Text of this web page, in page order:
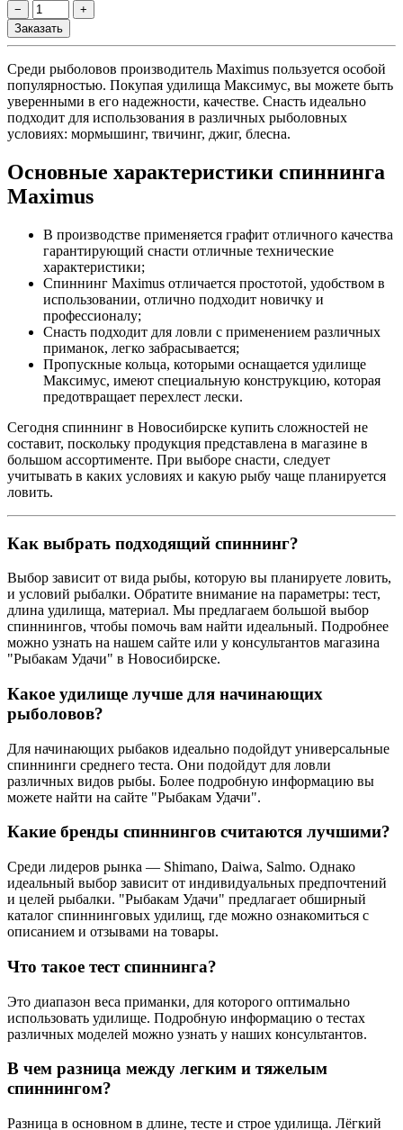
Среди рыболовов производитель Maximus пользуется особой
популярностью. Покупая удилища Максимус, вы можете быть
уверенными в его надежности, качестве. Снасть идеально
подходит для использования в различных рыболовных
условиях: мормышинг, твичинг, джиг, блесна.
Основные характеристики спиннинга
Maximus
В производстве применяется графит отличного качества
гарантирующий снасти отличные технические
характеристики;
Спиннинг Maximus отличается простотой, удобством в
использовании, отлично подходит новичку и
профессионалу;
Снасть подходит для ловли с применением различных
приманок, легко забрасывается;
Пропускные кольца, которыми оснащается удилище
Максимус, имеют специальную конструкцию, которая
предотвращает перехлест лески.
Сегодня спиннинг в Новосибирске купить сложностей не
составит, поскольку продукция представлена в магазине в
большом ассортименте. При выборе снасти, следует
учитывать в каких условиях и какую рыбу чаще планируется
ловить.
Как выбрать подходящий спиннинг?
Выбор зависит от вида рыбы, которую вы планируете ловить,
и условий рыбалки. Обратите внимание на параметры: тест,
длина удилища, материал. Мы предлагаем большой выбор
спиннингов, чтобы помочь вам найти идеальный. Подробнее
можно узнать на нашем сайте или у консультантов магазина
"Рыбакам Удачи" в Новосибирске.
Какое удилище лучше для начинающих
рыболовов?
Для начинающих рыбаков идеально подойдут универсальные
спиннинги среднего теста. Они подойдут для ловли
различных видов рыбы. Более подробную информацию вы
можете найти на сайте "Рыбакам Удачи".
Какие бренды спиннингов считаются лучшими?
Среди лидеров рынка — Shimano, Daiwa, Salmo. Однако
идеальный выбор зависит от индивидуальных предпочтений
и целей рыбалки. "Рыбакам Удачи" предлагает обширный
каталог спиннинговых удилищ, где можно ознакомиться с
описанием и отзывами на товары.
Что такое тест спиннинга?
Это диапазон веса приманки, для которого оптимально
использовать удилище. Подробную информацию о тестах
различных моделей можно узнать у наших консультантов.
В чем разница между легким и тяжелым
спиннингом?
Разница в основном в длине, тесте и строе удилища. Лёгкий